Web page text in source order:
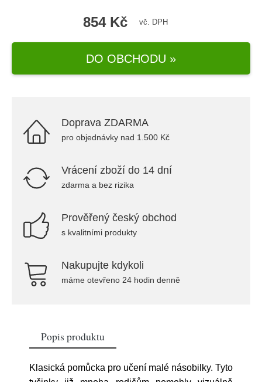
854 Kč vč. DPH
DO OBCHODU »
Doprava ZDARMA
pro objednávky nad 1.500 Kč
Vrácení zboží do 14 dní
zdarma a bez rizika
Prověřený český obchod
s kvalitními produkty
Nakupujte kdykoli
máme otevřeno 24 hodin denně
Popis produktu
Klasická pomůcka pro učení malé násobilky. Tyto